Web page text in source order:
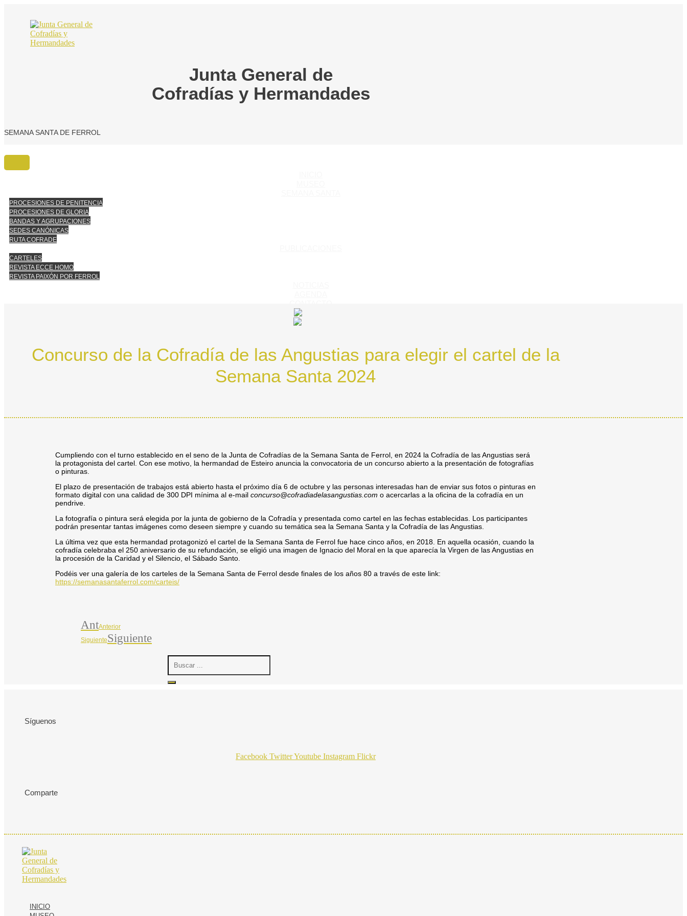
contenido
Junta General de
Cofradías y Hermandades
SEMANA SANTA DE FERROL
PROCESIONES DE PENITENCIA
PROCESIONES DE GLORIA
BANDAS Y AGRUPACIONES
SEDES CANÓNICAS
RUTA COFRADE
CARTELES
REVISTA ECCE HOMO
REVISTA PAIXÓN POR FERROL
Concurso de la Cofradía de las Angustias para elegir el cartel de la
Semana Santa 2024
Cumpliendo con el turno establecido en el seno de la Junta de Cofradías de la Semana Santa de Ferrol, en 2024 la Cofradía de las Angustias será
la protagonista del cartel. Con ese motivo, la hermandad de Esteiro anuncia la convocatoria de un concurso abierto a la presentación de fotografías
o pinturas.
El plazo de presentación de trabajos está abierto hasta el próximo día 6 de octubre y las personas interesadas han de enviar sus fotos o pinturas en
formato digital con una calidad de 300 DPI mínima al e-mail concurso@cofradiadelasangustias.com o acercarlas a la oficina de la cofradía en un
pendrive.
La fotografía o pintura será elegida por la junta de gobierno de la Cofradía y presentada como cartel en las fechas establecidas. Los participantes
podrán presentar tantas imágenes como deseen siempre y cuando su temática sea la Semana Santa y la Cofradía de las Angustias.
La última vez que esta hermandad protagonizó el cartel de la Semana Santa de Ferrol fue hace cinco años, en 2018. En aquella ocasión, cuando la
cofradía celebraba el 250 aniversario de su refundación, se eligió una imagen de Ignacio del Moral en la que aparecía la Virgen de las Angustias en
la procesión de la Caridad y el Silencio, el Sábado Santo.
Podéis ver una galería de los carteles de la Semana Santa de Ferrol desde finales de los años 80 a través de este link:
https://semanasantaferrol.com/carteis/
AntAnterior
SiguienteSiguiente
Search
Síguenos
Facebook TwitterYoutube Instagram Flickr
Comparte
INICIO